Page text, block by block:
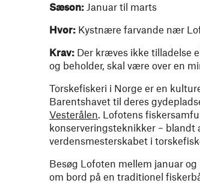
Sæson: Januar til marts
Hvor: Kystnære farvande nær
Krav: Der kræves ikke tilladelse
og beholder, skal være over en
Torskefiskeri i Norge er en
Barentshavet til deres
Vesterålen. Lofotens
konserveringsteknikker –
verdensmesterskabet i
Besøg Lofoten mellem januar
om bord på en traditionel